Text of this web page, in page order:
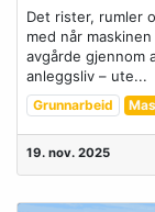
Det rister, rumler
med når
avgårde gjennom
anleggsliv – ute...
Grunnarbeid
19. nov. 2025